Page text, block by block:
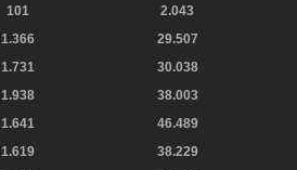
101 2.043
1.366 29.507
1.731 30.038
1.938 38.003
1.641 46.489
1.619 38.229